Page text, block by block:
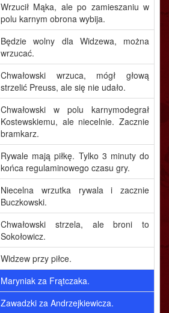
Wrzucił Mąka, ale po zamieszaniu w
polu karnym obrona wybija.
Będzie wolny dla Widzewa, można
wrzucać.
Chwałowski wrzuca, mógł głową
strzelić Preuss, ale się nie udało.
Chwałowski w polu karnymodegrał
Kostewskiemu, ale niecelnie. Zacznie
bramkarz.
Rywale mają piłkę. Tylko 3 minuty do
końca regulaminowego czasu gry.
Niecelna wrzutka rywala i zacznie
Buczkowski.
Chwałowski strzela, ale broni to
Sokołowicz.
Widzew przy piłce.
Maryniak za Frątczaka.
Zawadzki za Andrzejkiewicza.